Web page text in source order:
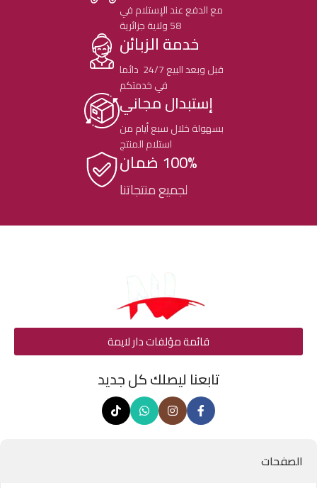
مع الدفع عند الإستلام في
58 ولاية جزائرية
خدمة الزبائن
قبل وبعد البيع 24/7 دائما
في خدمتكم
إستبدال مجاني
بسهولة خلال سبع أيام من
استلام المنتج
100% ضمان
لجميع منتجاتنا
قائمة مؤلفات دار لايمة
تابعنا ليصلك كل جديد
الصفحات